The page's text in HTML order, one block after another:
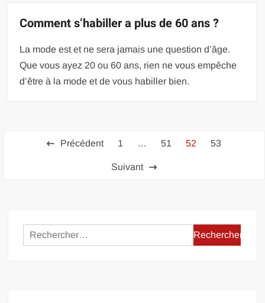
Comment s’habiller a plus de 60 ans ?
La mode est et ne sera jamais une question d’âge.
Que vous ayez 20 ou 60 ans, rien ne vous empêche
d’être à la mode et de vous habiller bien.
Pagination
Précédent 1 … 51 52 53
Suivant
Rechercher :